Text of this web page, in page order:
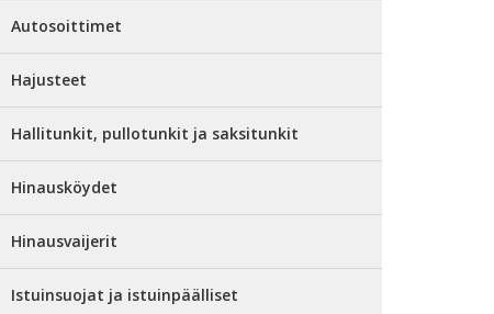
Autosoittimet
Hajusteet
Hallitunkit, pullotunkit ja saksitunkit
Hinausköydet
Hinausvaijerit
Istuinsuojat ja istuinpäälliset